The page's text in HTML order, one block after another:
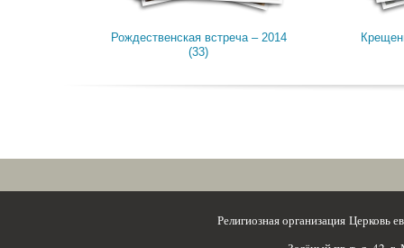
Рождественская встреча – 2014
(33)
Религиозная организация